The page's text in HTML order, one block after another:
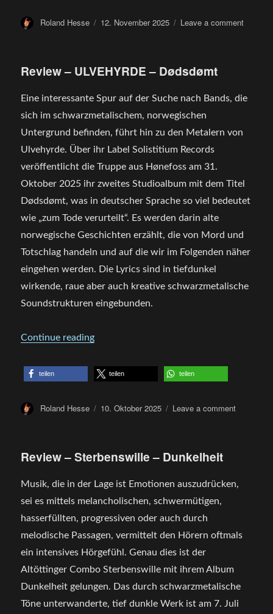
Author
Roland Hesse
Posted
12. November 2025 Leave a commenton
Review – ULVEHYRDE – Dødsdømt
Eine interessante Spur auf der Suche nach Bands, die
sich im schwarzmetalischem, norwegischen
Untergrund befinden, führt hin zu den Metalern von
Ulvehyrde. Über ihr Label Solistitium Records
veröffentlicht die Truppe aus Hønefoss am 31.
Oktober 2025 ihr zweites Studioalbum mit dem Titel
Dødsdømt, was in deutscher Sprache so viel bedeutet
wie „zum Tode verurteilt“. Es werden darin alte
norwegische Geschichten erzählt, die von Mord und
Totschlag handeln und auf die wir im Folgenden näher
eingehen werden. Die Lyrics sind in tiefdunkel
wirkende, raue aber auch kreative schwarzmetalische
Soundstrukturen eingebunden.
Continue reading„Review – ULVEHYRDE – Dødsdømt“
teilen teilen teilen
Author
Roland Hesse
Posted
10. Oktober 2025 Leave a commenton
Review – Sterbenswille – Dunkelheit
Musik, die in der Lage ist Emotionen auszudrücken,
sei es mittels melancholischen, schwermütigen,
hasserfüllten, progressiven oder auch durch
melodische Passagen, vermittelt den Hörern oftmals
ein intensives Hörgefühl. Genau dies ist der
Altöttinger Combo Sterbenswille mit ihrem Album
Dunkelheit gelungen. Das durch schwarzmetalische
Töne unterwanderte, tief dunkle Werk ist am 7. Juli